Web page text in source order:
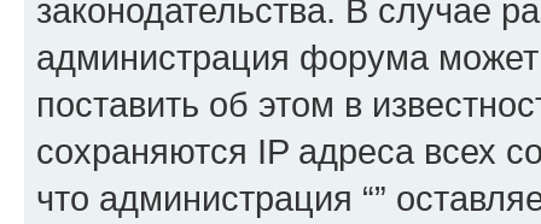
законодательства. В случае
администрация форума
поставить об этом в
сохраняются IP адреса всех
что администрация “”